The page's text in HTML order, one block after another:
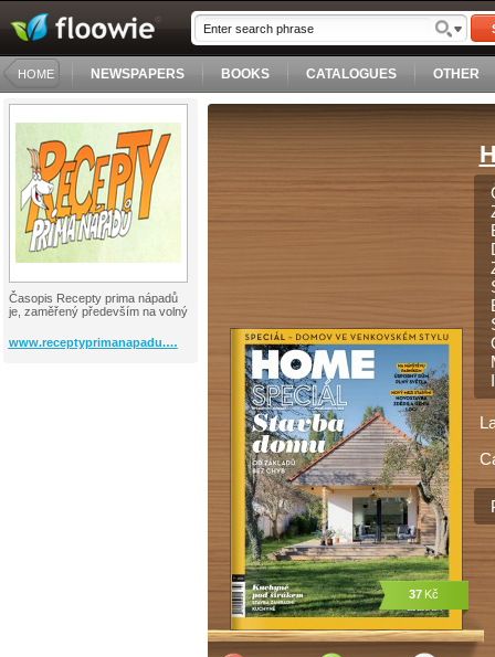
HOME NEWSPAPERS BOOKS CATALOGUES OTHER
Časopis Recepty prima nápadů
je, zaměřený především na volný
www.receptyprimanapadu.…
37 Kč